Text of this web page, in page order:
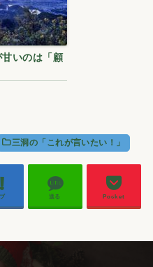
甘いのは「顧
三洞の「これが言いたい！」
送る Pocket